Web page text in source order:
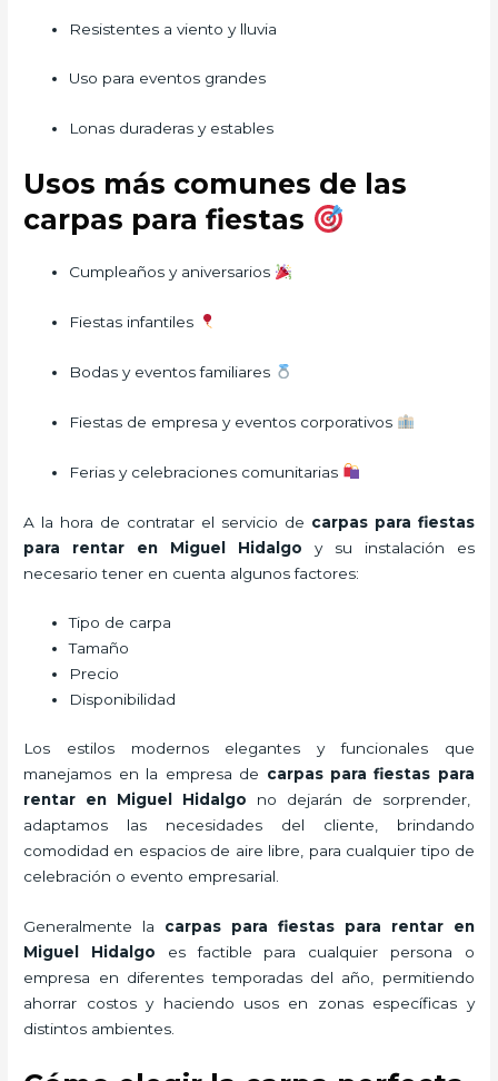
Resistentes a viento y lluvia
Uso para eventos grandes
Lonas duraderas y estables
Usos más comunes de las
carpas para fiestas
Cumpleaños y aniversarios
Fiestas infantiles
Bodas y eventos familiares
Fiestas de empresa y eventos corporativos
Ferias y celebraciones comunitarias
A la hora de contratar el servicio de carpas para fiestas
para rentar en Miguel Hidalgo y su instalación es
necesario tener en cuenta algunos factores:
Tipo de carpa
Tamaño
Precio
Disponibilidad
Los estilos modernos elegantes y funcionales que
manejamos en la empresa de carpas para fiestas para
rentar en Miguel Hidalgo no dejarán de sorprender,
adaptamos las necesidades del cliente, brindando
comodidad en espacios de aire libre, para cualquier tipo de
celebración o evento empresarial.
Generalmente la carpas para fiestas para rentaren
Miguel Hidalgo es factible para cualquier persona o
empresa en diferentes temporadas del año, permitiendo
ahorrar costos y haciendo usos en zonas específicas y
distintos ambientes.